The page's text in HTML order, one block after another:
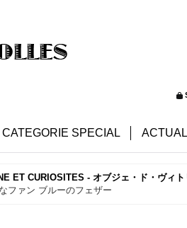
CATEGORIE SPECIAL
ET CURIOSITES - オブジェ・ド・ヴィ
ファン ブルーのフェザー